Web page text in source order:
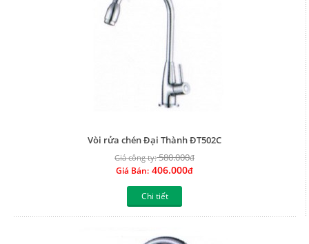
Vòi rửa chén Đại Thành ĐT502C
Giá công ty:580.000đ
Giá Bán: 406.000đ
Chi tiết